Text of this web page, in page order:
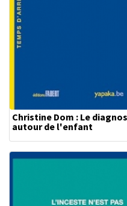
Christine Dom : Le
autour de l'enfant